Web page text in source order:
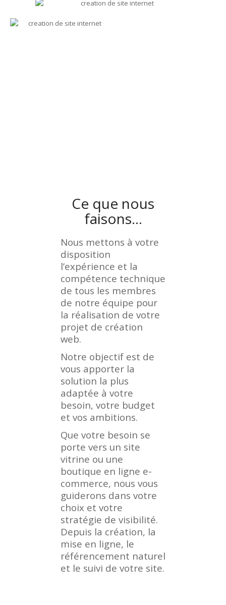
Ce que nous
faisons…
Nous mettons à votre
disposition
l’expérience et la
compétence technique
de tous les membres
de notre équipe pour
la réalisation de votre
projet de création
web.
Notre objectif est de
vous apporter la
solution la plus
adaptée à votre
besoin, votre budget
et vos ambitions.
Que votre besoin se
porte vers un site
vitrine ou une
boutique en ligne e-
commerce, nous vous
guiderons dans votre
choix et votre
stratégie de visibilité.
Depuis la création, la
mise en ligne, le
référencement naturel
et le suivi de votre site.